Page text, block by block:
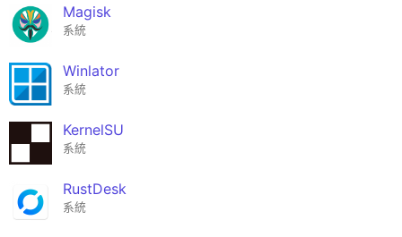
Magisk
系統
Winlator
系統
KernelSU
系統
RustDesk
系統